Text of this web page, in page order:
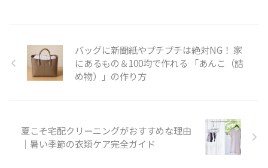
バッグに新聞紙やプチプチは絶対NG！ 家
にあるもの＆100均で作れる 「あんこ（詰
め物）」の作り方
夏こそ宅配クリーニングがおすすめな理由
｜暑い季節の衣類ケア完全ガイド